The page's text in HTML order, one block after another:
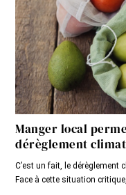
Manger local
dérèglement
C’est un fait, le dérèglement
Face à cette situation